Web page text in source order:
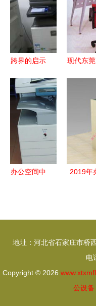
跨界的启示
维修到化妆
品行业的转
型观察
现代东
鑫吉达
办公空间中
2019年
地址：河北省石家庄市桥
电
Copyright © 2026
公设备